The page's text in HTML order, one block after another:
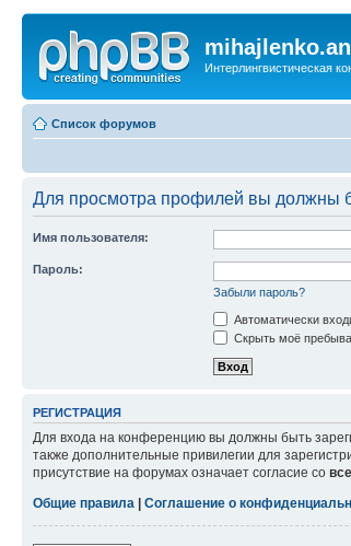
Интерлингвистическая
Список форумов
Для просмотра профилей вы должны
Имя пользователя:
Пароль:
Забыли пароль?
Автоматически
Скрыть моё
РЕГИСТРАЦИЯ
Для входа на конференцию вы должны быть
также дополнительные привилегии для
присутствие на форумах означает согласие со
Общие правила
Соглашение о